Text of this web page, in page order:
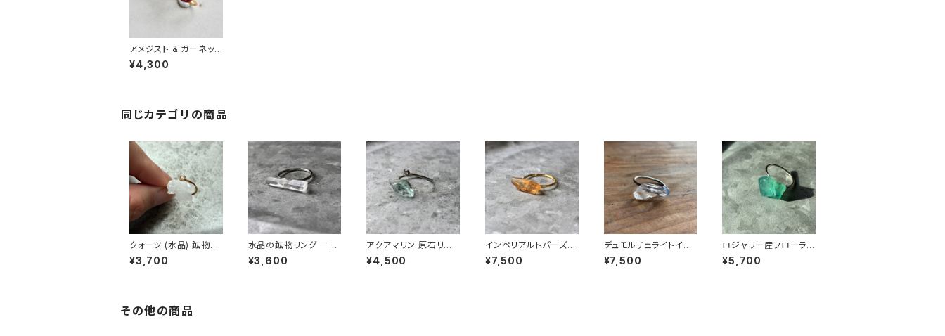
アメジスト & ガーネット
鉱物原石 フリーサイズ
リング 一点もの 天然石
¥4,300
同じカテゴリの商品
クォーツ (水晶) 鉱物リ
ング 一点もの 指輪 フリ
ーサイズ 原石 天然石
¥3,700
水晶の鉱物リング 一点
もの 原石 指輪 フリー
サイズ 天然石 ハンドメ
¥3,600
アクアマリン 原石リン
グ 一点もの 指輪 フリ
ーサイズ 鉱物 天然石
¥4,500
インペリアルトパーズの
鉱物リング 一点もの 原
石 指輪 フリーサイズ 天
¥7,500
デュモルチェライトイン
クォーツ 鉱物リング 一
点もの 原石 指輪 フリ
¥7,500
ロジャリー産フローライ
ト 鉱物リング 一点もの
原石 指輪 フリーサイズ
¥5,700
その他の商品